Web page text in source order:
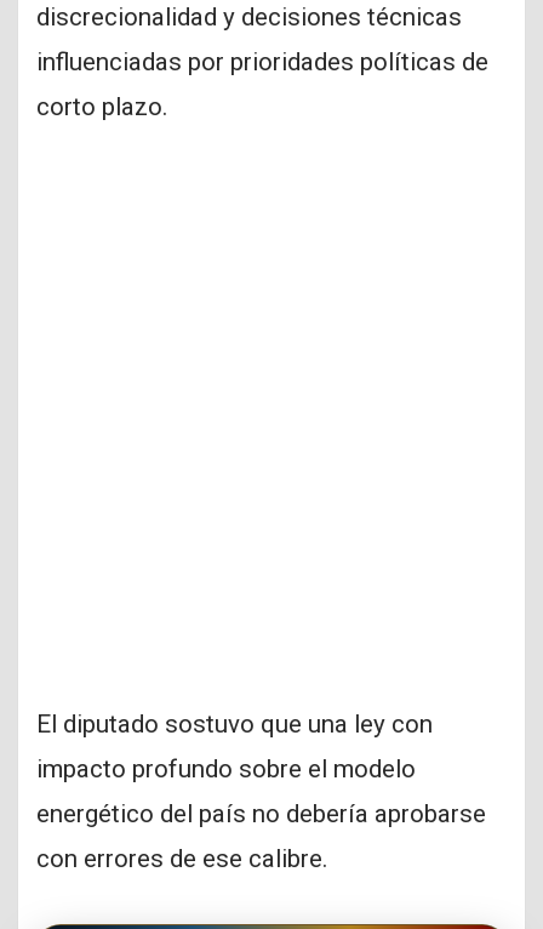
discrecionalidad y decisiones técnicas
influenciadas por prioridades políticas de
corto plazo.
El diputado sostuvo que una ley con
impacto profundo sobre el modelo
energético del país no debería aprobarse
con errores de ese calibre.